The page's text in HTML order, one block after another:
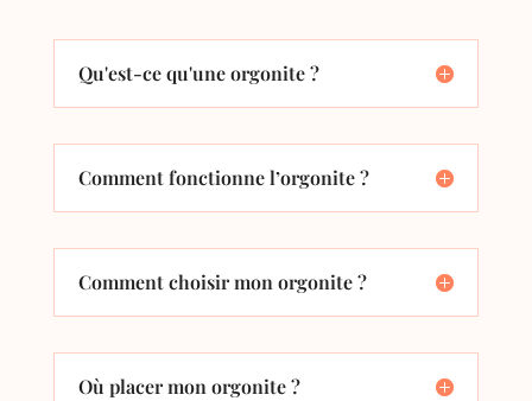
Qu'est-ce qu'une orgonite ?
Comment fonctionne l’orgonite ?
Comment choisir mon orgonite ?
Où placer mon orgonite ?